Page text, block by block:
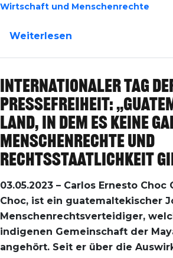
Wirtschaft und Menschenrechte
Weiterlesen
Internationaler Tag
Pressefreiheit:
Land, in dem es keine
Menschenrechte und
Rechtsstaatlichkeit
03.05.2023 – Carlos Ernesto Choc
Choc, ist ein guatemaltekischer
Menschenrechtsverteidiger,
indigenen Gemeinschaft der
angehört. Seit er über die